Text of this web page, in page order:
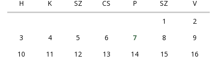
H
K SZ CS P SZ
V
1
2
3
4 5 6 7 8
9
10
11 12 13 14 15
16